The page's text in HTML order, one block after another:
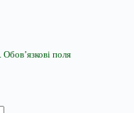
Обов’язкові поля